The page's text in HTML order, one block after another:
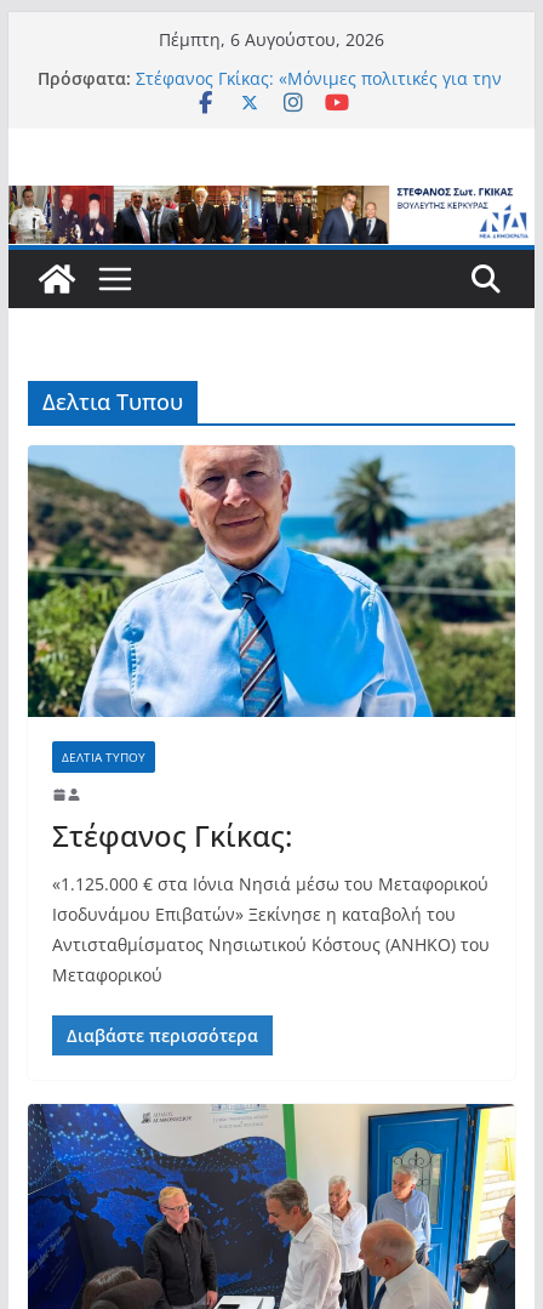
περιεχόμενο
Πέμπτη, 6 Αυγούστου, 2026
Πρόσφατα:
Στέφανος Γκίκας: «Οι νέες προκλήσεις, όπως
η τεχνητή νοημοσύνη, η κλιματική κρίση, η
στεγαστική πίεση και η ανάγκη προστασίας
Στέφανος Γκίκας: «Μόνιμες πολιτικές για την
αυτονομία, την αξιοπρέπεια και την ισότιμη
συμμετοχή των Ατόμων με Αναπηρία, με
ισότιμη πρόσβαση των νησιωτών μας στις
ψηφιακές δημόσιες υπηρεσίες και
συμβάλλει ουσιαστικά στη βελτίωση της
καθημερινότητάς τους»
Στέφανος Γκίκας: «Καλωσορίζω θερμά τους
911 νέους φοιτητές που επέλεξαν τα 6
Τμήματα της Κέρκυρας για τις σπουδές
τους»
Δελτια Τυπου
ΔΕΛΤΙΑ ΤΥΠΟΥ
Στέφανος Γκίκας:
«1.125.000 € στα Ιόνια Νησιά μέσω του Μεταφορικού
Ισοδυνάμου Επιβατών» Ξεκίνησε η καταβολή του
Αντισταθμίσματος Νησιωτικού Κόστους (ΑΝΗΚΟ) του
Μεταφορικού
Διαβάστε περισσότερα